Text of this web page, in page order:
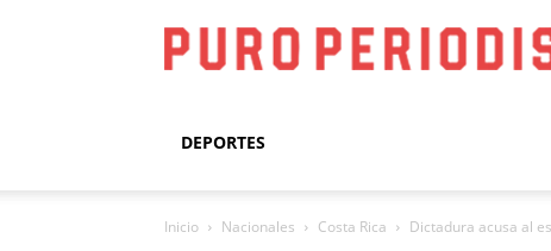
DEPORTES
Inicio Nacionales Costa Rica Dictadura acusa al